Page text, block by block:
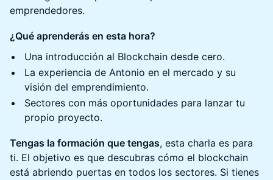
emprendedores.
¿Qué aprenderás en esta hora?
Una introducción al Blockchain desde cero.
La experiencia de Antonio en el mercado y su
visión del emprendimiento.
Sectores con más oportunidades para lanzar tu
propio proyecto.
Tengas la formación que tengas, esta charla es para
ti. El objetivo es que descubras cómo el blockchain
está abriendo puertas en todos los sectores. Si tienes